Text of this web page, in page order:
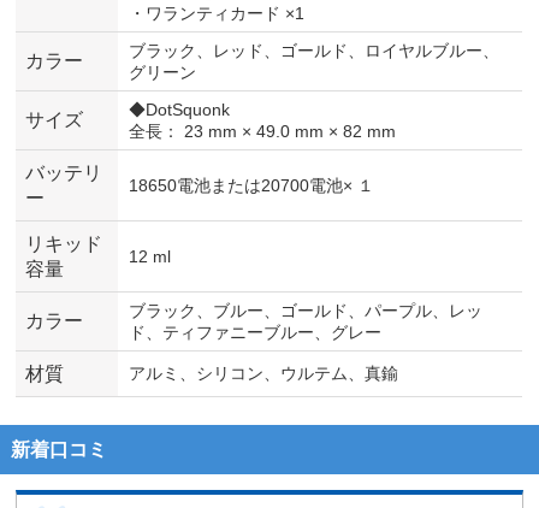
・ワランティカード ×1
カラー
ブラック、レッド、ゴールド、ロイヤルブルー、
グリーン
サイズ
◆DotSquonk
全長： 23 mm × 49.0 mm × 82 mm
バッテリ
ー
18650電池または20700電池× １
リキッド
容量
12 ml
カラー
ブラック、ブルー、ゴールド、パープル、レッ
ド、ティファニーブルー、グレー
材質 アルミ、シリコン、ウルテム、真鍮
新着口コミ